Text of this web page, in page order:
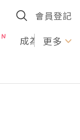
會員登記
成為U更多